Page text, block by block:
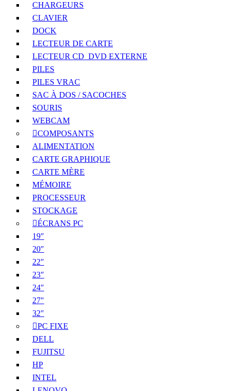
CHARGEURS
CLAVIER
DOCK
LECTEUR DE CARTE
LECTEUR CD_DVD EXTERNE
PILES
PILES VRAC
SAC À DOS / SACOCHES
SOURIS
WEBCAM
COMPOSANTS
ALIMENTATION
CARTE GRAPHIQUE
CARTE MÈRE
MÉMOIRE
PROCESSEUR
STOCKAGE
ÉCRANS PC
19″
20″
22″
23″
24″
27″
32″
PC FIXE
DELL
FUJITSU
HP
INTEL